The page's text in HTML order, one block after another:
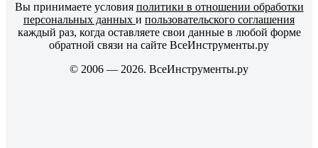
Вы принимаете условия политики в отношении обработки
персональных данных и пользовательского соглашения
каждый раз, когда оставляете свои данные в любой форме
обратной связи на сайте ВсеИнструменты.ру
© 2006 — 2026. ВсеИнструменты.ру